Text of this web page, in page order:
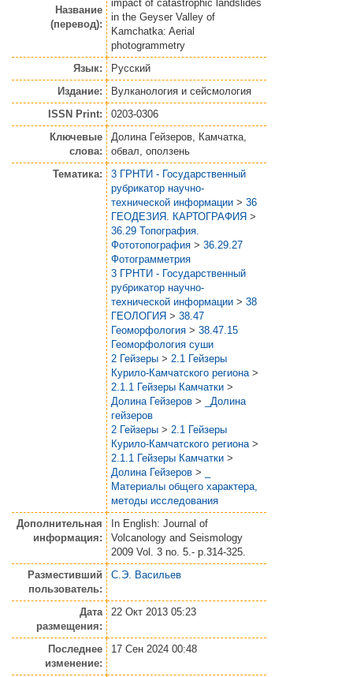
Название
(перевод):
impact of catastrophic landslides
in the Geyser Valley of
Kamchatka: Aerial
photogrammetry
Язык:
Русский
Издание:
Вулканология и сейсмология
ISSN Print:
0203-0306
Ключевые
слова:
Долина Гейзеров, Камчатка,
обвал, оползень
Тематика:
3 ГРНТИ - Государственный
рубрикатор научно-
технической информации > 36
ГЕОДЕЗИЯ. КАРТОГРАФИЯ >
36.29 Топография.
Фототопография > 36.29.27
Фотограмметрия
3 ГРНТИ - Государственный
рубрикатор научно-
технической информации > 38
ГЕОЛОГИЯ > 38.47
Геоморфология > 38.47.15
Геоморфология суши
2 Гейзеры > 2.1 Гейзеры
Курило-Камчатского региона >
2.1.1 Гейзеры Камчатки >
Долина Гейзеров >
_Долина
гейзеров
2 Гейзеры > 2.1 Гейзеры
Курило-Камчатского региона >
2.1.1 Гейзеры Камчатки >
Долина Гейзеров >
Материалы общего характера,
методы исследования
Дополнительная
информация:
In English: Journal of
Volcanology and Seismology
2009 Vol. 3 no. 5.- p.314-325.
Разместивший
пользователь:
С.Э. Васильев
Дата
размещения:
22 Окт 2013 05:23
Последнее
изменение:
17 Сен 2024 00:48